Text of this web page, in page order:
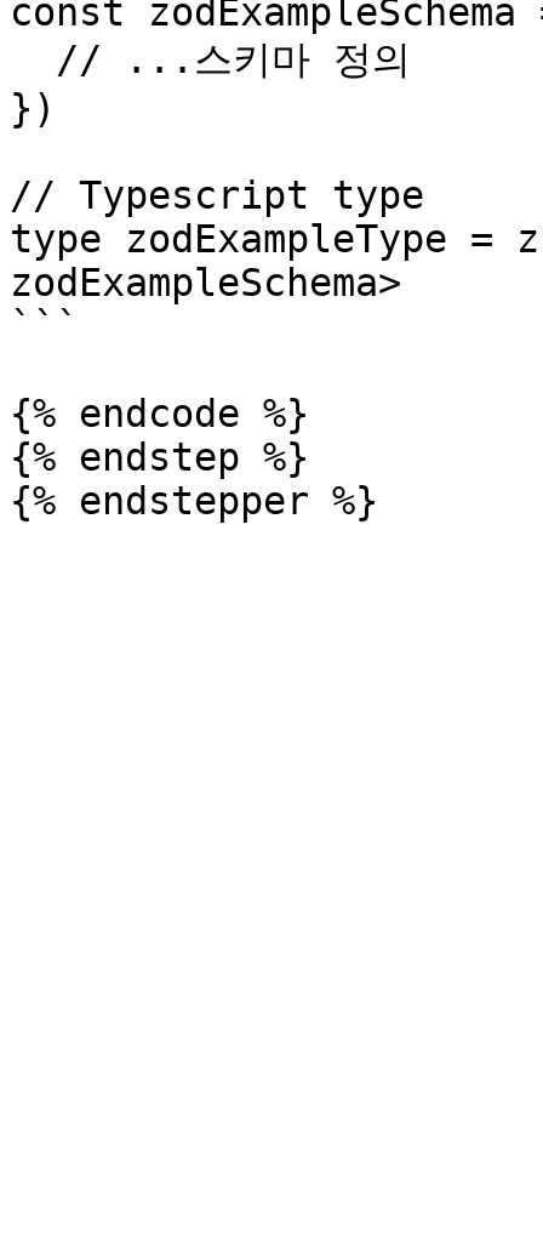
const
})
// Typescript type
type zodExampleType
zodExampleSchema>
```
{% endcode %}
{% endstep %}